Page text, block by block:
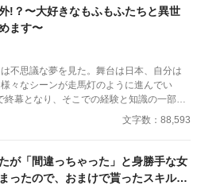
見られていたアリシアのみであった。ロ
界の物を超文明的な魔道具に変換できる能
たアリシアとともに領地の再建と復興を
!？〜大好きなもふもふたちと異世
ます〜
不思議な夢を見た。舞台は日本、自分は
々なシーンが走馬灯のように進んでい
終幕となり、そこでの経験と知識の一部を
ます。それが前世の記憶で、自分が異世界
気付かないまま日常生活を送るある日、
合っている時に誘拐されてしまい、大ピン
中でどうしようかと思案していると、小
が救いの手を差し伸べて、アキトの秘めた
文字数：88,593
が「間違っちゃった」と身勝手な女
ったので、おまけで貰ったスキルで